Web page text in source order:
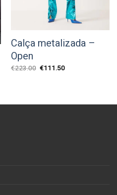
Calça metalizada –
Open
€223.00 O
€111.50O